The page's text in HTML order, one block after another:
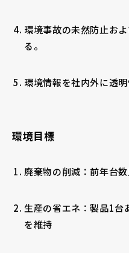
環境事故の未然防止お
る。
環境情報を社内外に透
環境目標
廃棄物の削減：前年台
生産の省エネ：製品1台
を維持